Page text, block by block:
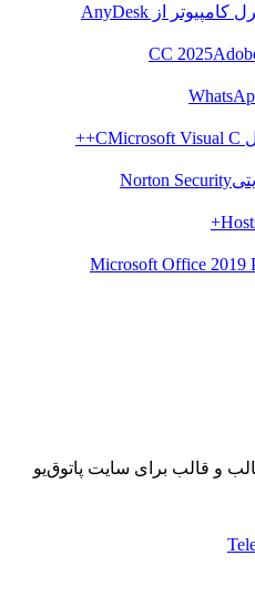
ازAnyDesk
Microsoft
Norton
برای سایت پاتوق‌یو